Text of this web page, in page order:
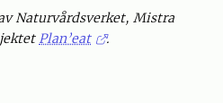
Naturvårdsverket, Mistra
Plan’eat .